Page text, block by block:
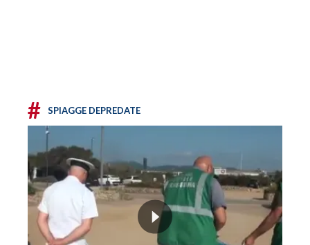
# SPIAGGE DEPREDATE